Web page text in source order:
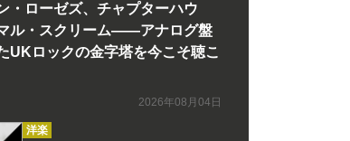
・ローゼズ、チャプターハウ
ル・スクリーム――アナログ盤
UKロックの金字塔を今こそ聴こ
2026年08月04日
洋楽